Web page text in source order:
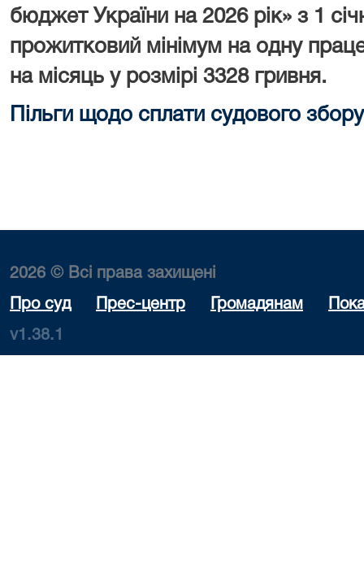
бюджет України на 2026 рік» з 1
прожитковий мінімум на одну
на місяць у розмірі 3328 гривня.
Пільги щодо сплати судового збору
2026 © Всі права захищені
Про суд Прес-центр Громадянам
v1.38.1